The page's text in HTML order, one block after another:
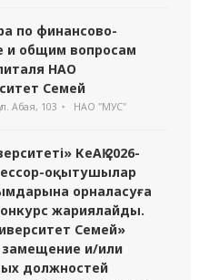
по финансово-
и общим вопросам
НАО
Семей
Абая, 103 НАО "МУС"
КеАҚ 2026-
оқытушылар
орналасуға
жариялайды.
Семей»
замещение и/или
должностей